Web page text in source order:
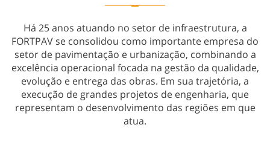
Há 25 anos atuando no setor de infraestrutura, a
FORTPAV se consolidou como importante empresa do
setor de pavimentação e urbanização, combinando a
excelência operacional focada na gestão da qualidade,
evolução e entrega das obras. Em sua trajetória, a
execução de grandes projetos de engenharia, que
representam o desenvolvimento das regiões em que
atua.